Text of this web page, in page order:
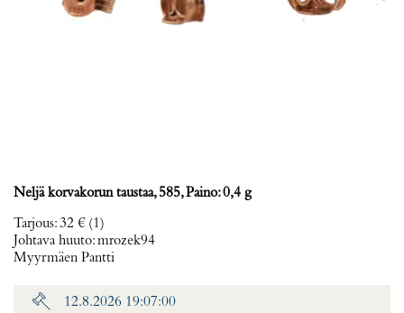
Neljä korvakorun taustaa, 585, Paino: 0,4 g
Tarjous:32 € (1)
Johtava huuto:mrozek94
Myyrmäen Pantti
12.8.2026 19:07:00